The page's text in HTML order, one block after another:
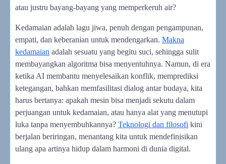
atau justru bayang-bayang yang memperkeruh air?
Kedamaian adalah lagu jiwa, penuh dengan pengampunan,
empati, dan keberanian untuk mendengarkan. Makna
kedamaian adalah sesuatu yang begitu suci, sehingga sulit
membayangkan algoritma bisa menyentuhnya. Namun, di era
ketika AI membantu menyelesaikan konflik, memprediksi
ketegangan, bahkan memfasilitasi dialog antar budaya, kita
harus bertanya: apakah mesin bisa menjadi sekutu dalam
perjuangan untuk kedamaian, atau hanya alat yang menutupi
luka tanpa menyembuhkannya? Teknologi dan filosofi kini
berjalan beriringan, menantang kita untuk mendefinisikan
ulang apa artinya hidup dalam harmoni di dunia digital.